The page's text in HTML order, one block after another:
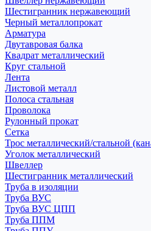
Шестигранник нержавеющий
Черный металлопрокат
Арматура
Двутавровая балка
Квадрат металлический
Круг стальной
Лента
Листовой металл
Полоса стальная
Проволока
Рулонный прокат
Сетка
Трос металлический/стальной
Уголок металлический
Швеллер
Шестигранник металлический
Труба в изоляции
Труба ВУС
Труба ВУС ЦПП
Труба ППМ